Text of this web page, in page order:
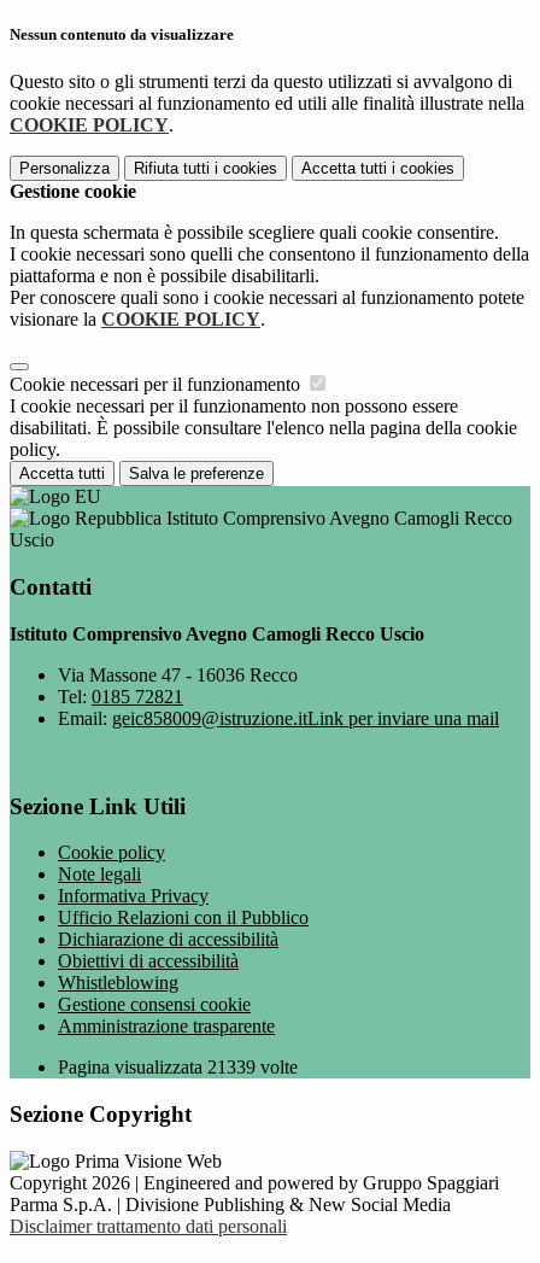
Nessun contenuto da visualizzare
Questo sito o gli strumenti terzi da questo utilizzati si avvalgono di
cookie necessari al funzionamento ed utili alle finalità illustrate nella
COOKIE POLICY.
Personalizza Rifiuta tutti i cookies Accetta tutti i cookies
Gestione cookie
In questa schermata è possibile scegliere quali cookie consentire.
I cookie necessari sono quelli che consentono il funzionamento della
piattaforma e non è possibile disabilitarli.
Per conoscere quali sono i cookie necessari al funzionamento potete
visionare la COOKIE POLICY.
Cookie necessari per il funzionamento
I cookie necessari per il funzionamento non possono essere
disabilitati. È possibile consultare l'elenco nella pagina della cookie
policy.
Accetta tutti Salva le preferenze
Istituto Comprensivo Avegno Camogli Recco
Uscio
Contatti
Istituto Comprensivo Avegno Camogli Recco Uscio
Via Massone 47 - 16036 Recco
Tel: 0185 72821
Email: geic858009@istruzione.itLink per inviare una mail
Sezione Link Utili
Cookie policy
Note legali
Informativa Privacy
Ufficio Relazioni con il Pubblico
Dichiarazione di accessibilità
Obiettivi di accessibilità
Whistleblowing
Gestione consensi cookie
Amministrazione trasparente
Pagina visualizzata 21339 volte
Sezione Copyright
Copyright 2026 | Engineered and powered by Gruppo Spaggiari
Parma S.p.A. | Divisione Publishing & New Social Media
Disclaimer trattamento dati personali